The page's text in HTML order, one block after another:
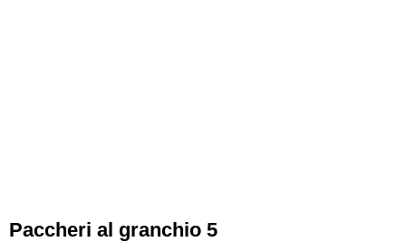
Paccheri al granchio 5